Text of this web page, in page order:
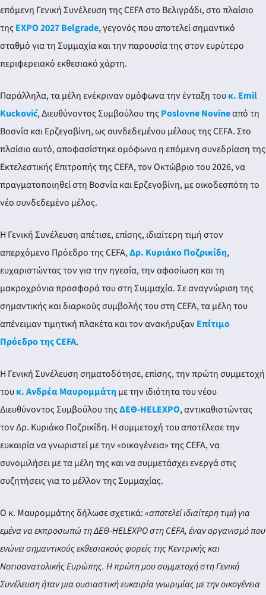
επόμενη Γενική Συνέλευση της CEFA στο Βελιγράδι, στο πλαίσιο
της EXPO 2027 Belgrade, γεγονός που αποτελεί σημαντικό
σταθμό για τη Συμμαχία και την παρουσία της στον ευρύτερο
περιφερειακό εκθεσιακό χάρτη.
Παράλληλα, τα μέλη ενέκριναν ομόφωνα την ένταξη τουκ. Emil
Kucković, Διευθύνοντος Συμβούλου της Poslovne Novineαπό τη
Βοσνία και Ερζεγοβίνη, ως συνδεδεμένου μέλους της CEFA. Στο
πλαίσιο αυτό, αποφασίστηκε ομόφωνα η επόμενη συνεδρίαση της
Εκτελεστικής Επιτροπής της CEFA, τον Οκτώβριο του 2026, να
πραγματοποιηθεί στη Βοσνία και Ερζεγοβίνη, με οικοδεσπότη το
νέο συνδεδεμένο μέλος.
Η Γενική Συνέλευση απέτισε, επίσης, ιδιαίτερη τιμή στον
απερχόμενο Πρόεδρο της CEFA,Δρ. Κυριάκο Ποζρικίδη,
ευχαριστώντας τον για την ηγεσία, την αφοσίωση και τη
μακροχρόνια προσφορά του στη Συμμαχία. Σε αναγνώριση της
σημαντικής και διαρκούς συμβολής του στη CEFA, τα μέλη του
απένειμαν τιμητική πλακέτα και τον ανακήρυξανΕπίτιμο
Πρόεδρο της CEFA.
Η Γενική Συνέλευση σηματοδότησε, επίσης, την πρώτη συμμετοχή
τουκ. Ανδρέα Μαυρομμάτη με την ιδιότητα του νέου
Διευθύνοντος Συμβούλου τηςΔΕΘ-HELEXPO, αντικαθιστώντας
τον Δρ. Κυριάκο Ποζρικίδη. Η συμμετοχή του αποτέλεσε την
ευκαιρία να γνωριστεί με την «οικογένεια» της CEFA, να
συνομιλήσει με τα μέλη της και να συμμετάσχει ενεργά στις
συζητήσεις για το μέλλον της Συμμαχίας.
Ο κ. Μαυρομμάτης δήλωσε σχετικά:«αποτελεί ιδιαίτερη τιμή για
εμένα να εκπροσωπώ τη ΔΕΘ-HELEXPO στη CEFA, έναν οργανισμό που
ενώνει σημαντικούς εκθεσιακούς φορείς της Κεντρικής και
Νοτιοανατολικής Ευρώπης. Η πρώτη μου συμμετοχή στη Γενική
Συνέλευση ήταν μια ουσιαστική ευκαιρία γνωριμίας με την οικογένεια